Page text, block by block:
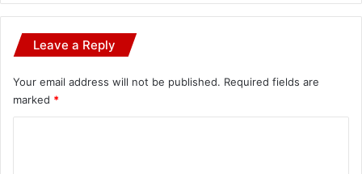
Leave a Reply
Your email address will not be published. Required fields are
marked *